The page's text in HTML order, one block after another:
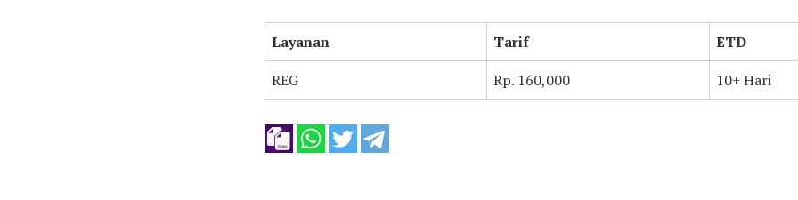
Layanan Tarif
ETD
REG
Rp. 160,000 10+ Hari